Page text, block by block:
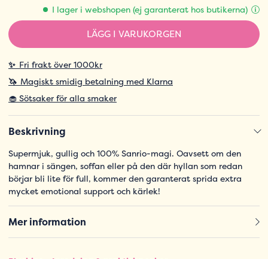
I lager i webshopen (ej garanterat hos butikerna)
LÄGG I VARUKORGEN
✨ Fri frakt över 1000kr
🦄 Magiskt smidig betalning med Klarna
🧁 Sötsaker för alla smaker
Beskrivning
Supermjuk, gullig och 100% Sanrio-magi. Oavsett om den
hamnar i sängen, soffan eller på den där hyllan som redan
börjar bli lite för full, kommer den garanterat sprida extra
mycket emotional support och kärlek!
Mer information